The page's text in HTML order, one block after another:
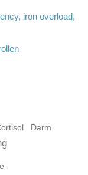
iron overload,
Darm